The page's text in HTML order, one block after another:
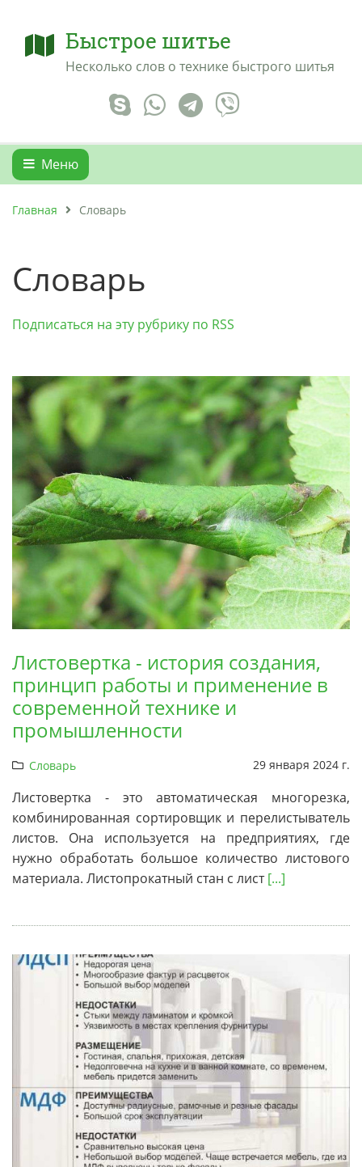
Быстрое шитье
Несколько слов о технике быстрого шитья
Меню
Главная Словарь
Словарь
Подписаться на эту рубрику по RSS
Листовертка - история создания,
принцип работы и применение в
современной технике и
промышленности
Словарь 29 января 2024 г.
Листовертка - это автоматическая многорезка,
комбинированная сортировщик и перелистыватель
листов. Она используется на предприятиях, где
нужно обработать большое количество листового
материала. Листопрокатный стан с лист[...]